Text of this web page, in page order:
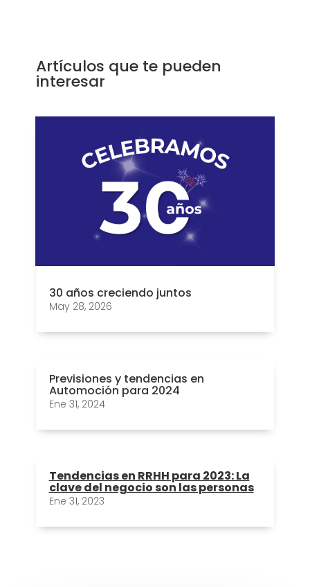
Artículos que te pueden
interesar
30 años creciendo juntos
May 28, 2026
Previsiones y tendencias en
Automoción para 2024
Ene 31, 2024
Tendencias en RRHH para 2023: La
clave del negocio son las personas
Ene 31, 2023